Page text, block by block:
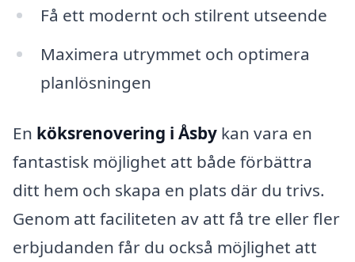
Få ett modernt och stilrent utseende
Maximera utrymmet och optimera
planlösningen
En köksrenovering i Åsby kan vara en
fantastisk möjlighet att både förbättra
ditt hem och skapa en plats där du trivs.
Genom att faciliteten av att få tre eller fler
erbjudanden får du också möjlighet att